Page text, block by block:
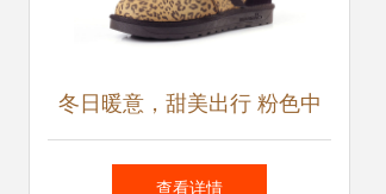
冬日暖意，甜美出行 粉色中
筒蝴蝶结雪地靴穿搭指南
查看详情